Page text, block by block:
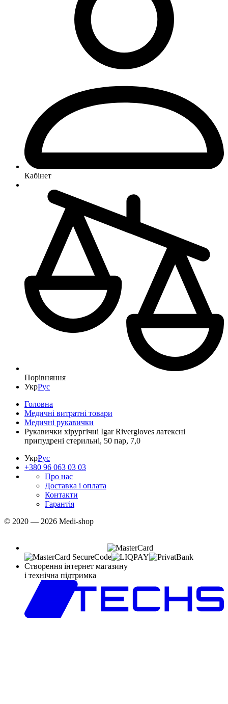
Кабінет
Порівняння
УкрРус
Головна
Медичні витратні товари
Медичні рукавички
Рукавички хірургічні Igar Rivergloves латексні
припудрені стерильні, 50 пар, 7,0
УкрРус
+380 96 063 03 03
Про нас
Доставка і оплата
Контакти
Гарантія
© 2020 — 2026 Medi-shop
Створення інтернет магазину
і технічна підтримка